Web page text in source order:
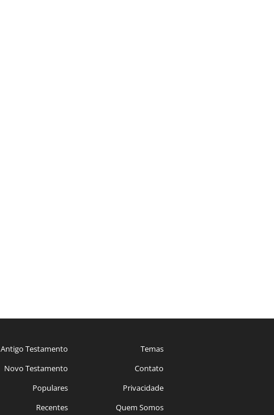
Antigo Testamento
Novo Testamento
Populares
Recentes
Temas
Contato
Privacidade
Quem Somos